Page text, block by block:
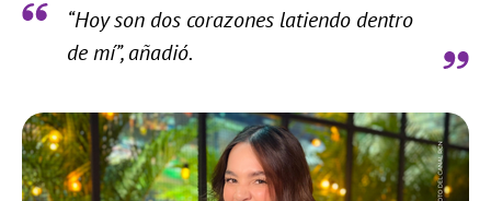
“Hoy son dos corazones latiendo dentro
de mí”, añadió.